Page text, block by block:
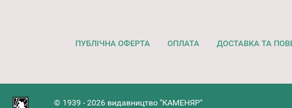
ПУБЛІЧНА ОФЕРТА ОПЛАТА ДОСТАВКА ТА
© 1939 - 2026 видавництво "КАМЕНЯР"